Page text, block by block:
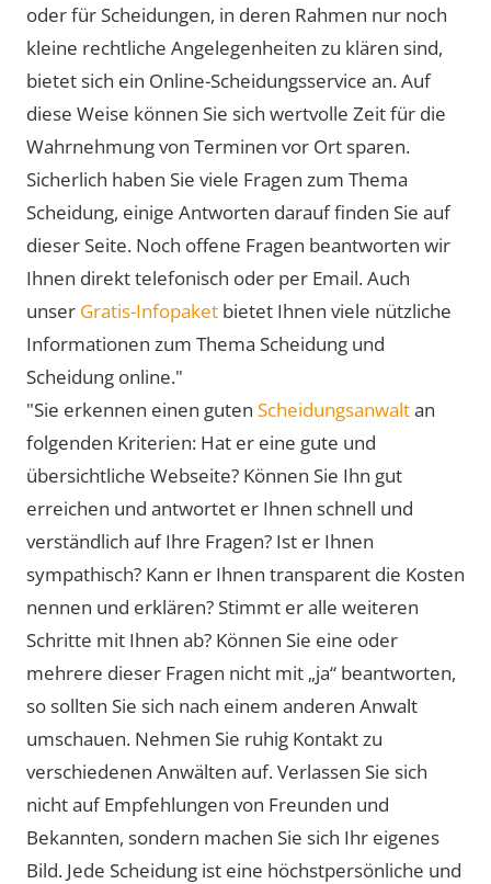
oder für Scheidungen, in deren Rahmen nur noch
kleine rechtliche Angelegenheiten zu klären sind,
bietet sich ein Online-Scheidungsservice an. Auf
diese Weise können Sie sich wertvolle Zeit für die
Wahrnehmung von Terminen vor Ort sparen.
Sicherlich haben Sie viele Fragen zum Thema
Scheidung, einige Antworten darauf finden Sie auf
dieser Seite. Noch offene Fragen beantworten wir
Ihnen direkt telefonisch oder per Email. Auch
unser Gratis-Infopaket bietet Ihnen viele nützliche
Informationen zum Thema Scheidung und
Scheidung online."
"Sie erkennen einen guten Scheidungsanwaltan
folgenden Kriterien: Hat er eine gute und
übersichtliche Webseite? Können Sie Ihn gut
erreichen und antwortet er Ihnen schnell und
verständlich auf Ihre Fragen? Ist er Ihnen
sympathisch? Kann er Ihnen transparent die Kosten
nennen und erklären? Stimmt er alle weiteren
Schritte mit Ihnen ab? Können Sie eine oder
mehrere dieser Fragen nicht mit „ja“ beantworten,
so sollten Sie sich nach einem anderen Anwalt
umschauen. Nehmen Sie ruhig Kontakt zu
verschiedenen Anwälten auf. Verlassen Sie sich
nicht auf Empfehlungen von Freunden und
Bekannten, sondern machen Sie sich Ihr eigenes
Bild. Jede Scheidung ist eine höchstpersönliche und